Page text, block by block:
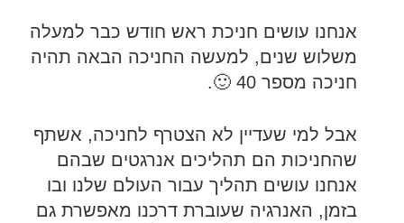
אנחנו עושים חניכת ראש חודש כבר למעלה
משלוש שנים, למעשה החניכה הבאה תהיה
חניכה מספר 40 🙂.
אבל למי שעדיין לא הצטרף לחניכה, אשתף
שהחניכות הם תהליכים אנרגטים שבהם
אנחנו עושים תהליך עבור העולם שלנו ובו
בזמן, האנרגיה שעוברת דרכנו מאפשרת גם